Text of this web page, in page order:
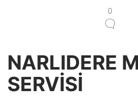
0
NARLIDERE
SERVİSİ